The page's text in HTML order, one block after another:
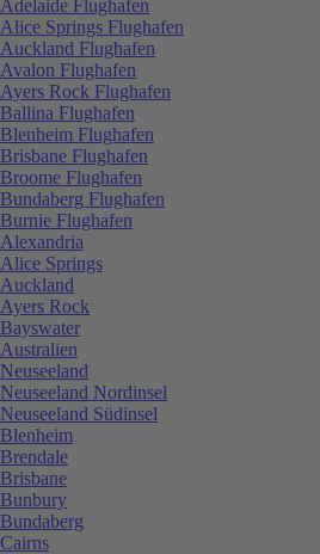
Adelaide Flughafen
Alice Springs Flughafen
Auckland Flughafen
Avalon Flughafen
Ayers Rock Flughafen
Ballina Flughafen
Blenheim Flughafen
Brisbane Flughafen
Broome Flughafen
Bundaberg Flughafen
Burnie Flughafen
Alexandria
Alice Springs
Auckland
Ayers Rock
Bayswater
Australien
Neuseeland
Neuseeland Nordinsel
Neuseeland Südinsel
Blenheim
Brendale
Brisbane
Bunbury
Bundaberg
Cairns